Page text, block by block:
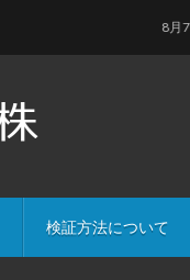
検証方法について
8月7日の